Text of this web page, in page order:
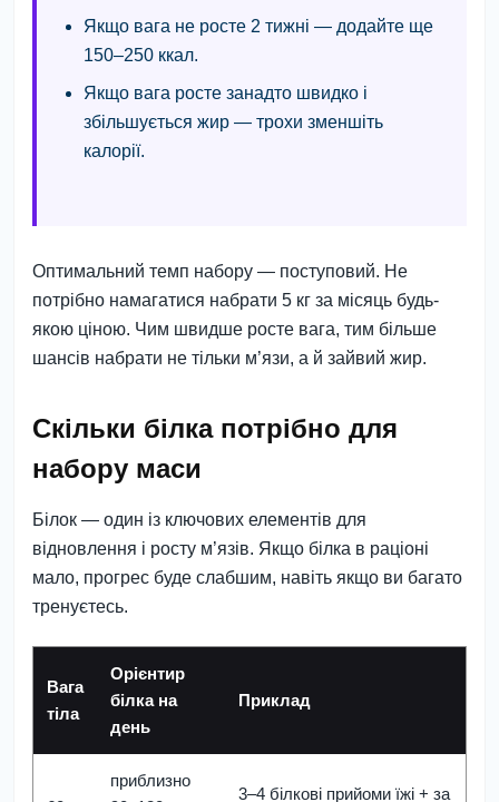
Якщо вага не росте 2 тижні — додайте ще
150–250 ккал.
Якщо вага росте занадто швидко і
збільшується жир — трохи зменшіть
калорії.
Оптимальний темп набору — поступовий. Не
потрібно намагатися набрати 5 кг за місяць будь-
якою ціною. Чим швидше росте вага, тим більше
шансів набрати не тільки м’язи, а й зайвий жир.
Скільки білка потрібно для
набору маси
Білок — один із ключових елементів для
відновлення і росту м’язів. Якщо білка в раціоні
мало, прогрес буде слабшим, навіть якщо ви багато
тренуєтесь.
Вага
тіла
Орієнтир
білка на
день
Приклад
приблизно
3–4 білкові прийоми їжі + за